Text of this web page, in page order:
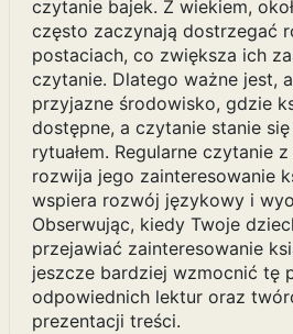
czytanie bajek. Z wiekiem,
często zaczynają dostrzegać
postaciach, co zwiększa ich
czytanie. Dlatego ważne jest,
przyjazne środowisko, gdzie
dostępne, a czytanie stanie
rytuałem. Regularne czytanie
rozwija jego zainteresowanie
wspiera rozwój językowy i
Obserwując, kiedy Twoje
przejawiać zainteresowanie
jeszcze bardziej wzmocnić tę
odpowiednich lektur oraz
prezentacji treści.